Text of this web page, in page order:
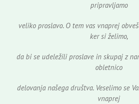
pripravljamo
veliko proslavo. O tem vas vnaprej
ker si želimo,
da bi se udeležili proslave in skupaj z
obletnico
delovanja našega društva. Veselimo se
vnaprej